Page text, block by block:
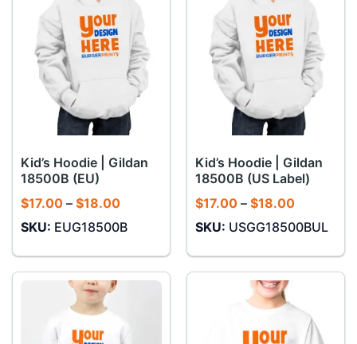
Kid’s Hoodie | Gildan
18500B (EU)
$17.00 – $18.00Khoảng
từ
đến
SKU: EUG18500B
Kid’s Hoodie | Gildan
18500B (US Label)
$17.00 – $18.00Khoảng
từ
đến
SKU: USGG18500BUL